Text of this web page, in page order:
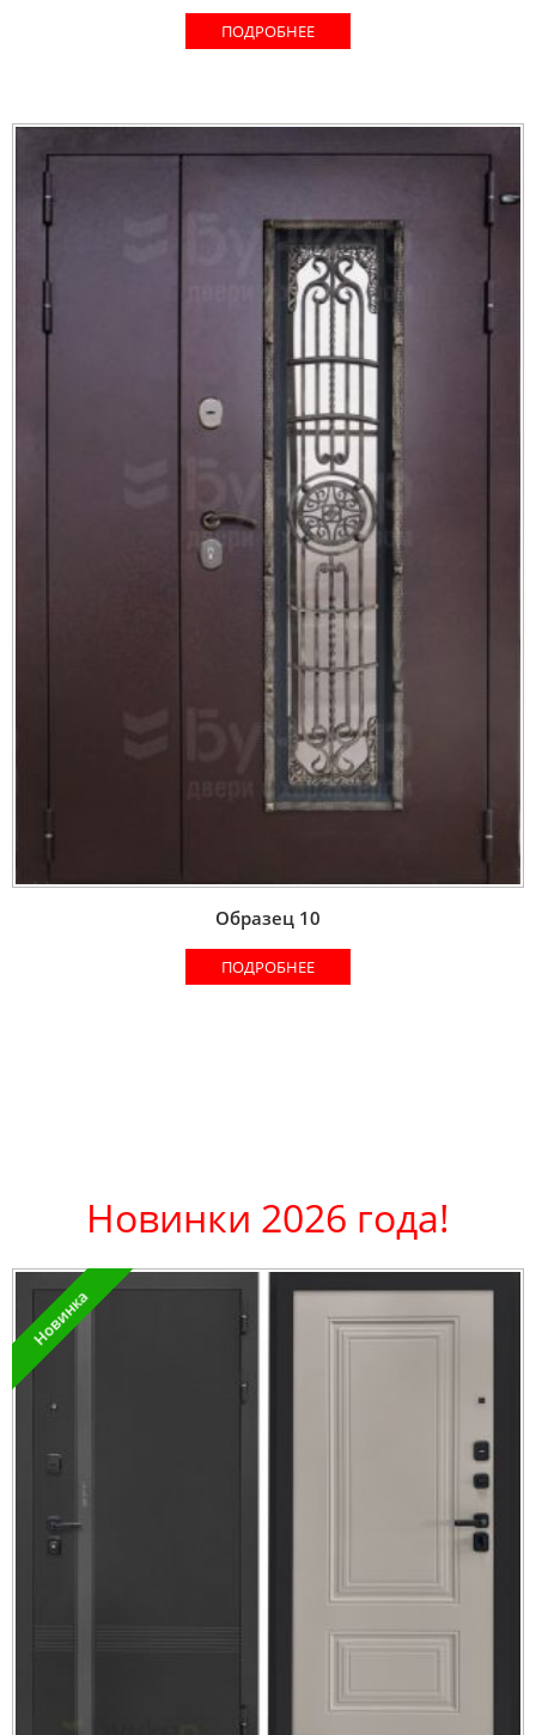
ПОДРОБНЕЕ
Образец 10
ПОДРОБНЕЕ
Новинки 2026 года!
Новинка